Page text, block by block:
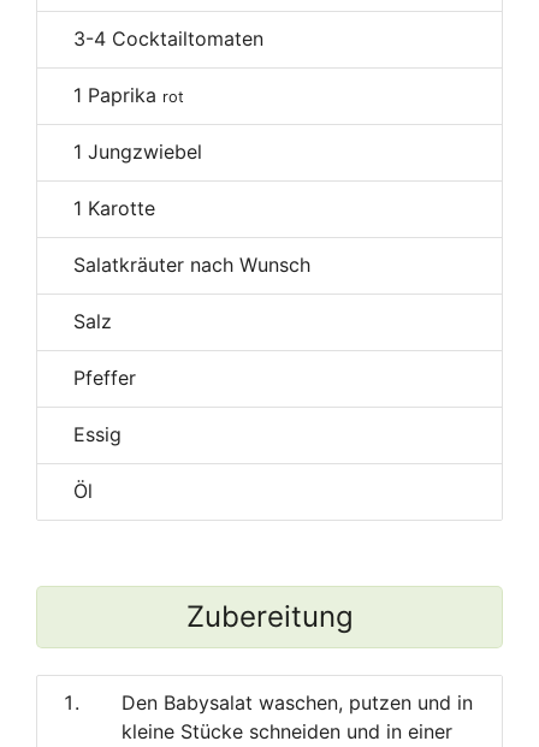
3-4 Cocktailtomaten
1 Paprika rot
1 Jungzwiebel
1 Karotte
Salatkräuter nach Wunsch
Salz
Pfeffer
Essig
Öl
Zubereitung
Den Babysalat waschen, putzen und in
kleine Stücke schneiden und in einer